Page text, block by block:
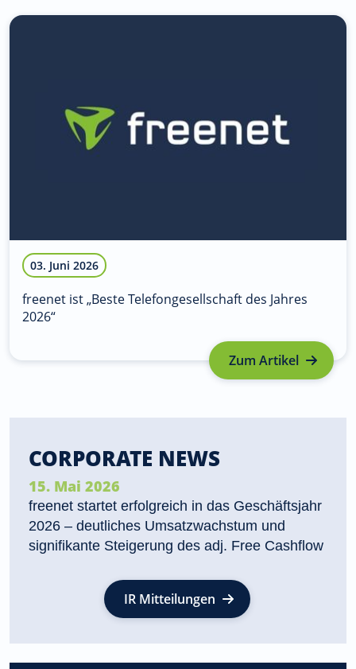
03. Juni 2026
freenet ist „Beste Telefongesellschaft des Jahres
2026“
Zum Artikel
CORPORATE NEWS
15. Mai 2026
freenet startet erfolgreich in das Geschäftsjahr
2026 – deutliches Umsatzwachstum und
signifikante Steigerung des adj. Free Cashflow
IR Mitteilungen